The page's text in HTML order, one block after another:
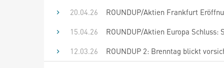
20.04.26
ROUNDUP/Aktien Frankfurt
15.04.26
ROUNDUP/Aktien Europa
12.03.26
ROUNDUP 2: Brenntag blickt